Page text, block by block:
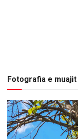
Fotografia e muajit